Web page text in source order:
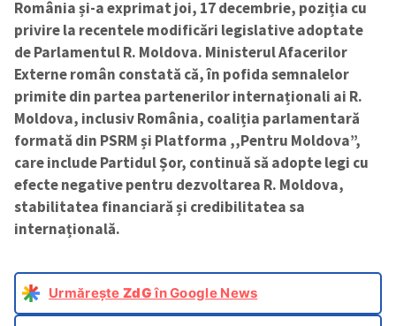
România și-a exprimat joi, 17 decembrie, poziția cu
privire la recentele modificări legislative adoptate
de Parlamentul R. Moldova. Ministerul Afacerilor
Externe român constată că, în pofida semnalelor
primite din partea partenerilor internaționali ai R.
Moldova, inclusiv România, coaliția parlamentară
formată din PSRM și Platforma ,,Pentru Moldova”,
care include Partidul Șor, continuă să adopte legi cu
efecte negative pentru dezvoltarea R. Moldova,
stabilitatea financiară și credibilitatea sa
internațională.
Urmărește ZdGîn Google News